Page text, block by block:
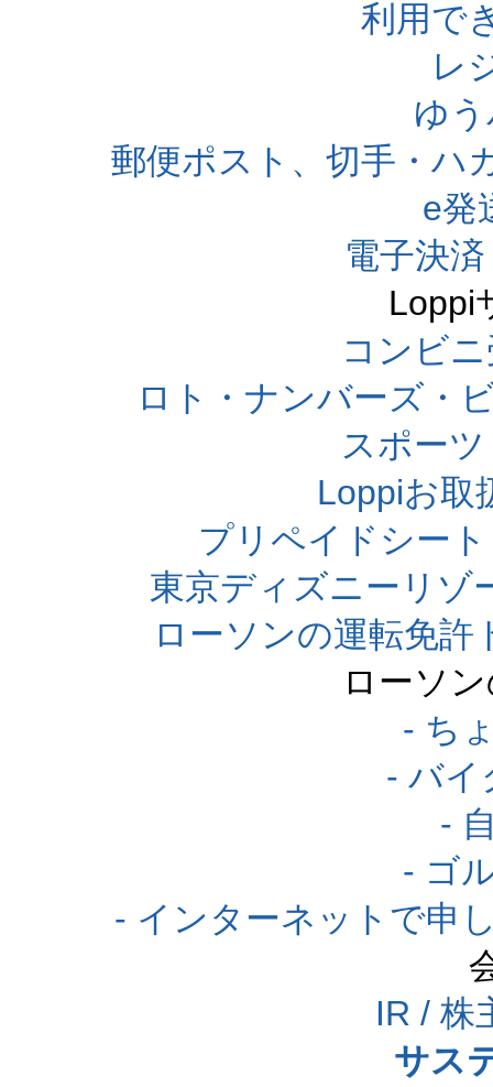
利用で
レ
ゆ
郵便ポスト、切手・ハ
e発
電子決
Loppi
コンビ
ロト・ナンバーズ・
スポー
Loppiお取
プリペイドシー
東京ディズニーリゾ
ローソンの運転免
ローソ
- ち
- バイ
-
- ゴ
- インターネットで申
IR / 株
サス